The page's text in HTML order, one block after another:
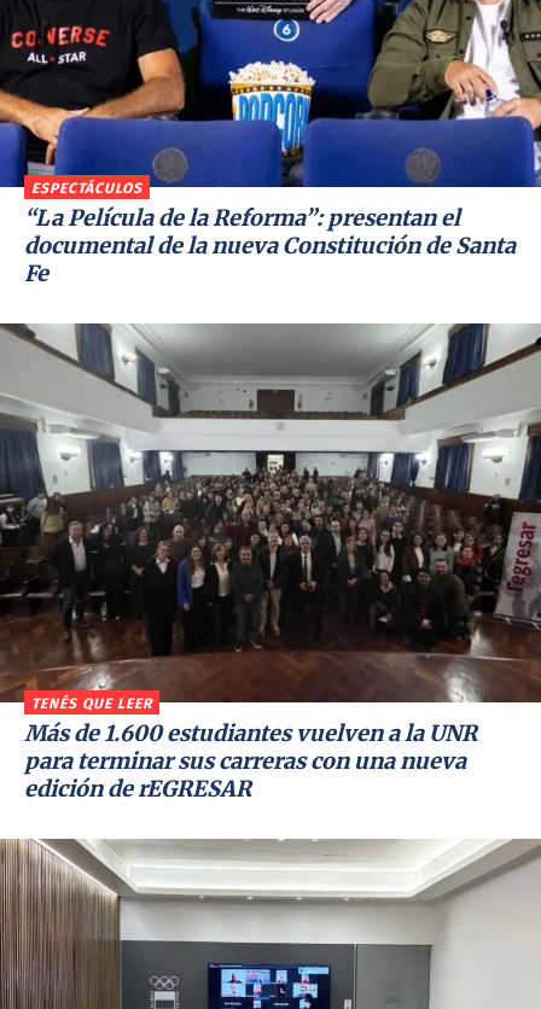
ESPECTÁCULOS
“La Película de la Reforma”: presentan el
documental de la nueva Constitución de Santa
Fe
TENÉS QUE LEER
Más de 1.600 estudiantes vuelven a la UNR
para terminar sus carreras con una nueva
edición de rEGRESAR